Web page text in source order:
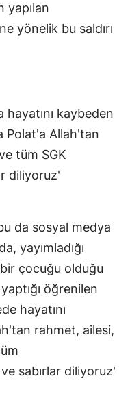
yapılan
yönelik bu saldırı
hayatını kaybeden
Polat'a Allah'tan
tüm SGK
diliyoruz'
da sosyal medya
yayımladığı
çocuğu olduğu
öğrenilen
hayatını
rahmet, ailesi,
ve sabırlar diliyoruz'